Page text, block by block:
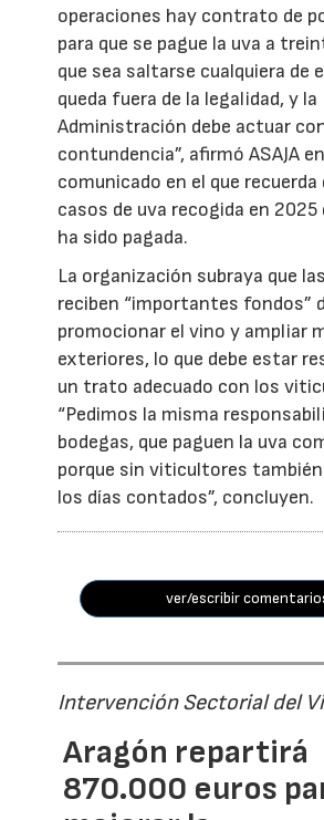
operaciones hay contrato de
para que se pague la uva a
que sea saltarse cualquiera de
queda fuera de la legalidad, y la
Administración debe actuar
contundencia”, afirmó ASAJA
comunicado en el que recuerda
casos de uva recogida en 2025
ha sido pagada.
La organización subraya que
reciben “importantes fondos”
promocionar el vino y ampliar
exteriores, lo que debe estar
un trato adecuado con los
“Pedimos la misma
bodegas, que paguen la uva
porque sin viticultores
los días contados”, concluyen.
ver/escribir
Intervención Sectorial del
Aragón repartirá
870.000 euros